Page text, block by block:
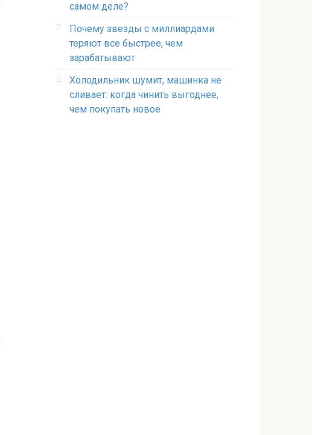
самом деле?
Почему звезды с миллиардами
теряют все быстрее, чем
зарабатывают
Холодильник шумит, машинка не
сливает: когда чинить выгоднее,
чем покупать новое